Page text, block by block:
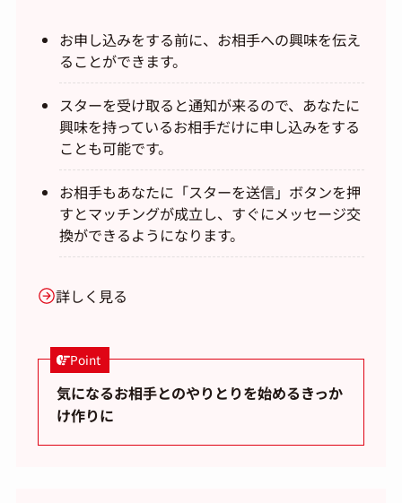
お申し込みをする前に、お相手への興味を伝え
ることができます。
スターを受け取ると通知が来るので、あなたに
興味を持っているお相手だけに申し込みをする
ことも可能です。
お相手もあなたに「スターを送信」ボタンを押
すとマッチングが成立し、すぐにメッセージ交
換ができるようになります。
詳しく見る
Point
気になるお相手とのやりとりを始めるきっか
け作りに